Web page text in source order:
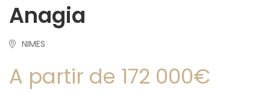
Anagia
NIMES
A partir de 172 000€